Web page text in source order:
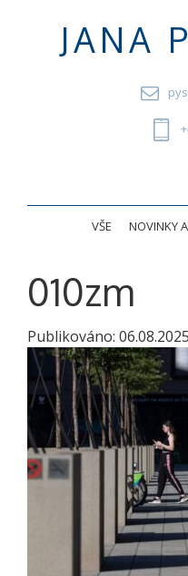
JANA
VŠE NOVINKY
010zm
Publikováno: 06.08.2025